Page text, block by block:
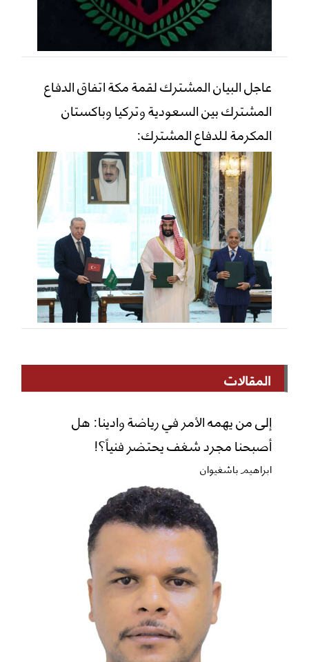
عاجل البيان المشترك لقمة مكة اتفاق الدفاع
المشترك بين السعودية وتركيا وباكستان
المكرمة للدفاع المشترك:
المقالات
إلى من يهمه الأمر في رياضة وادينا: هل
أصبحنا مجرد شغف يحتضر فنياً؟!
ابراهيم باشغيوان